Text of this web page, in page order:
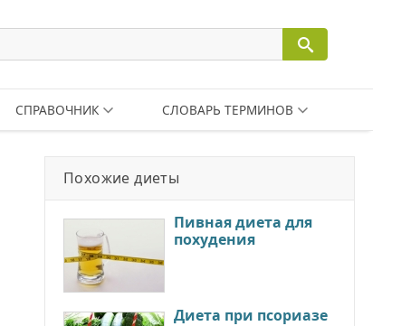
СПРАВОЧНИК СЛОВАРЬ ТЕРМИНОВ
Похожие диеты
Пивная диета для
похудения
Диета при псориазе